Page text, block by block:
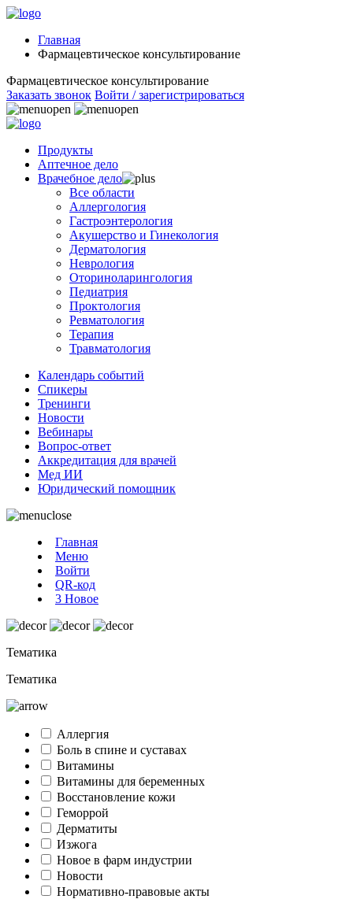
Главная
Фармацевтическое консультирование
Фармацевтическое консультирование
Заказать звонок Войти / зарегистрироваться
Продукты
Аптечное дело
Врачебное дело
Все области
Аллергология
Гастроэнтерология
Акушерство и Гинекология
Дерматология
Неврология
Оториноларингология
Педиатрия
Проктология
Ревматология
Терапия
Травматология
Календарь событий
Спикеры
Тренинги
Новости
Вебинары
Вопрос-ответ
Аккредитация для врачей
Мед ИИ
Юридический помощник
Главная
Меню
Войти
QR-код
3 Новое
Тематика
Тематика
Аллергия
Боль в спине и суставах
Витамины
Витамины для беременных
Восстановление кожи
Геморрой
Дерматиты
Изжога
Новое в фарм индустрии
Новости
Нормативно-правовые акты